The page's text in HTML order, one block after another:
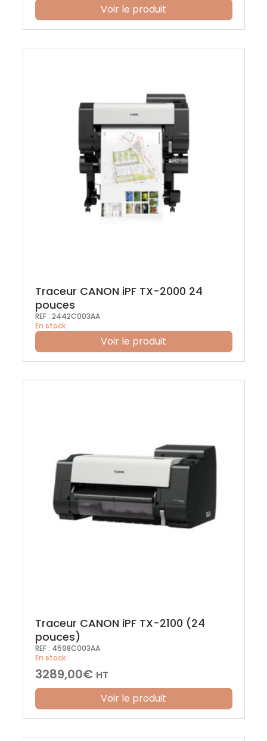
Voir le produit
Traceur CANON iPF TX-2000 24
pouces
REF : 2442C003AA
En stock
Voir le produit
Traceur CANON iPF TX-2100 (24
pouces)
REF : 4598C003AA
En stock
3289,00€ HT
Voir le produit